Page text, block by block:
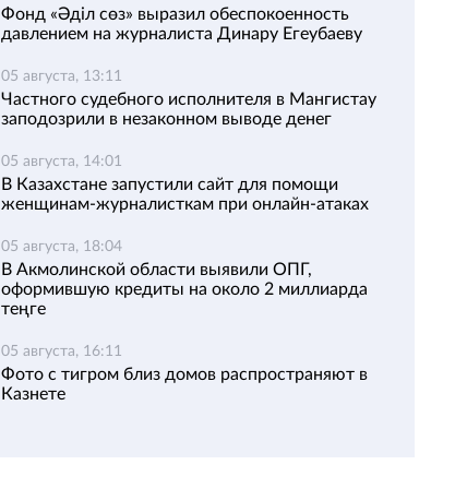
Фонд «Әділ сөз» выразил обеспокоенность
давлением на журналиста Динару Егеубаеву
05 августа, 13:11
Частного судебного исполнителя в Мангистау
заподозрили в незаконном выводе денег
05 августа, 14:01
В Казахстане запустили сайт для помощи
женщинам-журналисткам при онлайн-атаках
05 августа, 18:04
В Акмолинской области выявили ОПГ,
оформившую кредиты на около 2 миллиарда
теңге
05 августа, 16:11
Фото с тигром близ домов распространяют в
Казнете